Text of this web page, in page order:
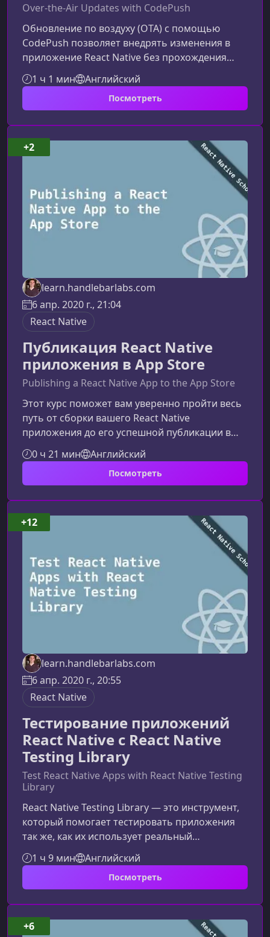
Over-the-Air Updates with CodePush
Обновление по воздуху (OTA) с помощью
CodePush позволяет внедрять изменения в
приложение React Native без прохождения
длительной проверки в магазинах
приложений. Ниже вы найдете расширенный и
улучшенный контент, который делает статью
для читателя.Что такое OTA‑обновления и
почему это важноOTA‑обновления позволяют
разработчикам отправлять исправления,
улучшения и новые функции напрямую в
приложение пол
1 ч 1 мин Английский
Посмотреть
learn.handlebarlabs.com
6 апр. 2020 г., 21:04
React Native
Публикация React Native
приложения в App Store
Publishing a React Native App to the App Store
Этот курс поможет вам уверенно пройти весь
путь от сборки вашего React Native
приложения до его успешной публикации в
App Store. Вы узнаете, как настроить
сертификаты, профили, загрузить сборку,
пройти проверку Apple и избежать типичных
создан для разработчиков React Native,
которые хотят быстро и без стресса
опубликовать своё приложение. Материал
адаптирован как для начинающих, так и для
практикующих моб
0 ч 21 мин Английский
Посмотреть
+2
learn.handlebarlabs.com
6 апр. 2020 г., 20:55
React Native
Тестирование приложений
React Native с React Native
Testing Library
Test React Native Apps with React Native Testing
Library
React Native Testing Library — это инструмент,
который помогает тестировать приложения
так же, как их использует реальный
пользователь. В этом курсе вы узнаете, как
писать надёжные, понятные и быстрые тесты,
которые повышают качество вашего React
Testing Library и зачем она нужнаReact Native
Testing Library (RNTL) основана на принципе
1 ч 9 мин Английский
Посмотреть
+12
+6